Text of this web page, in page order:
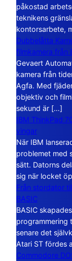
påkostad
teknikens
kontorsarbete,
Dubbelåtta
filmkamera från
Gevaert
kamera från
Agfa. Med
objektiv och
sekund är […]
IBM ThinkPad
vingar
När IBM
problemet med
sätt. Datorns
sig när locket
Från stordator
BASIC
BASIC
programmering
senare det
Atari ST fördes
Commodore